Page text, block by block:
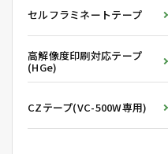
セルフラミネートテープ
高解像度印刷対応テープ
(HGe)
CZテープ(VC-500W専用)